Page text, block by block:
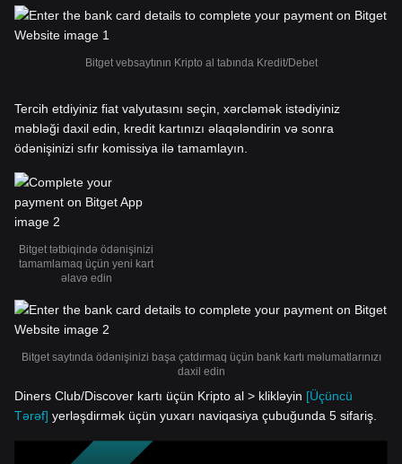
Bitget vebsaytının Kripto al tabında Kredit/Debet
Tercih etdiyiniz fiat valyutasını seçin, xərcləmək istədiyiniz
məbləği daxil edin, kredit kartınızı əlaqələndirin və sonra
ödənişinizi sıfır komissiya ilə tamamlayın.
Bitget tətbiqində ödənişinizi
tamamlamaq üçün yeni kart
əlavə edin
Bitget saytında ödənişinizi başa çatdırmaq üçün bank kartı məlumatlarınızı
daxil edin
Diners Club/Discover kartı üçün Kripto al > klikləyin [Üçüncü
Tərəf] yerləşdirmək üçün yuxarı naviqasiya çubuğunda 5 sifariş.